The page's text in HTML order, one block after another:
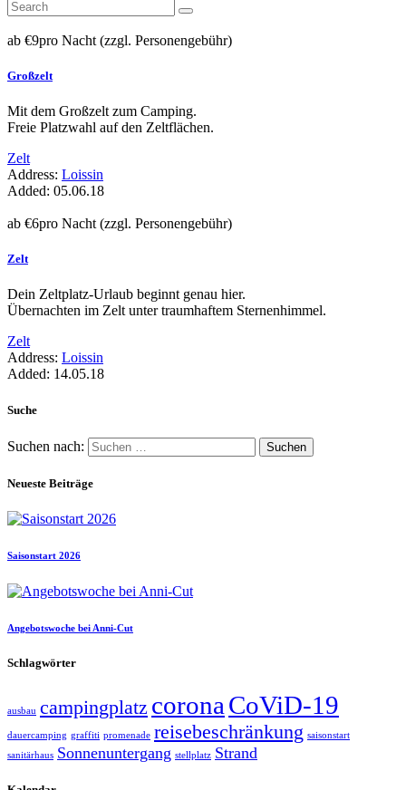
ab €9pro Nacht (zzgl. Personengebühr)
Großzelt
Mit dem Großzelt zum Camping.
Freie Platzwahl auf den Zeltflächen.
Zelt
Address: Loissin
Added: 05.06.18
ab €6pro Nacht (zzgl. Personengebühr)
Zelt
Dein Zeltplatz-Urlaub beginnt genau hier.
Übernachten im Zelt unter traumhaftem Sternenhimmel.
Zelt
Address: Loissin
Added: 14.05.18
Suche
Suchen nach:
Neueste Beiträge
Saisonstart 2026
Angebotswoche bei Anni-Cut
Schlagwörter
ausbau campingplatz corona CoViD-19
dauercamping graffiti promenade reisebeschränkung saisonstart
sanitärhaus Sonnenuntergang stellplatz Strand